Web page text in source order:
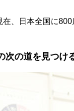
、日本全国に
次の道を見つけ